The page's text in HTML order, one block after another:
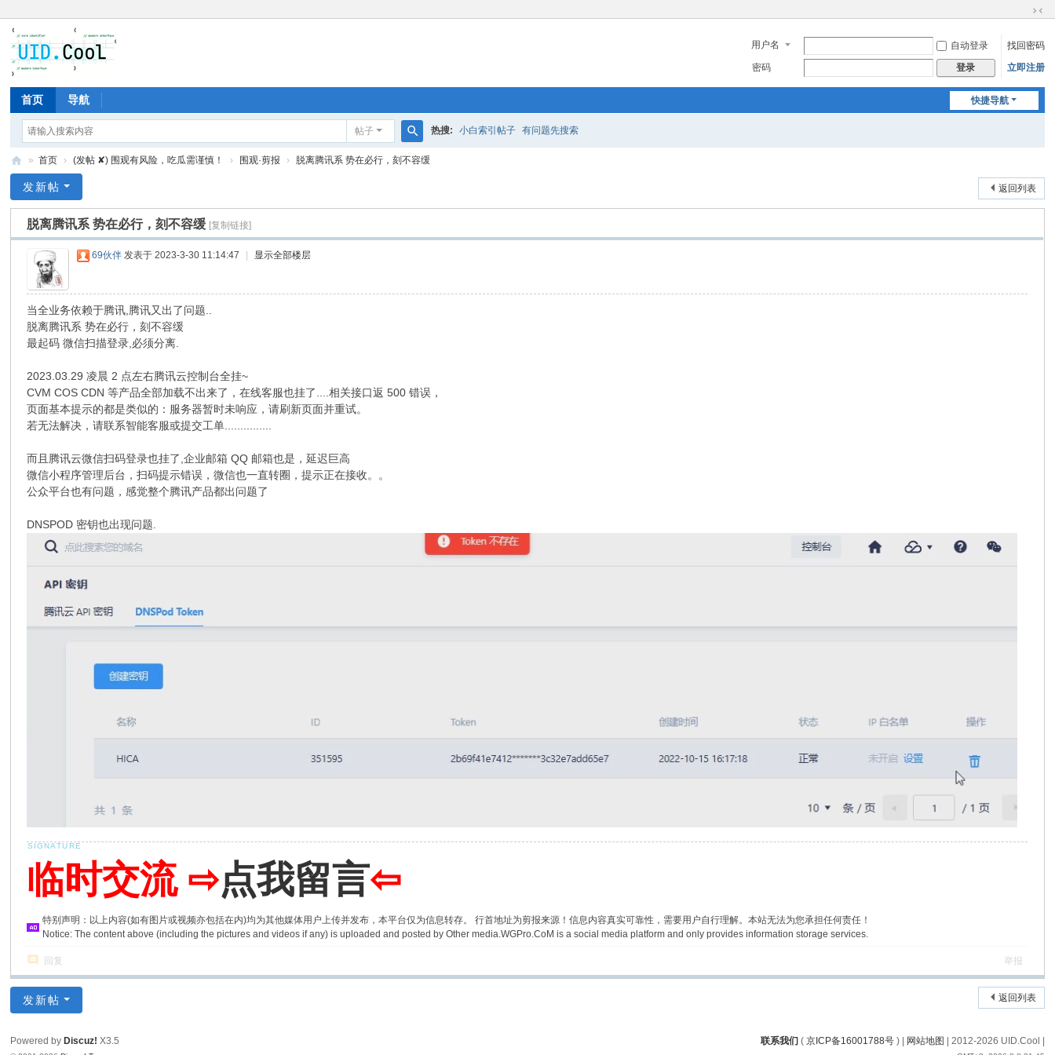
换
到
窄
用户名 自动登录
找回密码
密码
登录 立即注册
快捷导航
首页 导航
帖子
搜
热搜: 小白索引帖子 有问题先搜索
爱
» 首页 › (发帖 ✘) 围观有风险，吃瓜需谨慎！ › 围观·剪报 › 脱离腾讯系 势在必行，刻不容缓
返回列表
发新帖
脱离腾讯系 势在必行，刻不容缓 [复制链接]
69伙伴 发表于 2023-3-30 11:14:47 显示全部楼层
当全业务依赖于腾讯,腾讯又出了问题..
脱离腾讯系 势在必行，刻不容缓
最起码 微信扫描登录,必须分离.
2023.03.29 凌晨 2 点左右腾讯云控制台全挂~
CVM COS CDN 等产品全部加载不出来了，在线客服也挂了....相关接口返 500 错误，
页面基本提示的都是类似的：服务器暂时未响应，请刷新页面并重试。
若无法解决，请联系智能客服或提交工单...............
而且腾讯云微信扫码登录也挂了,企业邮箱 QQ 邮箱也是，延迟巨高
微信小程序管理后台，扫码提示错误，微信也一直转圈，提示正在接收。。
公众平台也有问题，感觉整个腾讯产品都出问题了
DNSPOD 密钥也出现问题.
临时交流 ⇨点我留言⇦
特别声明：以上内容(如有图片或视频亦包括在内)均为其他媒体用户上传并发布，本平台仅为信息转存。 行首地址为剪报来源！信息内容真实可靠性，需要用户自行理解。本站无法为您承担任何责任！
Notice: The content above (including the pictures and videos if any) is uploaded and posted by Other media.WGPro.CoM is a social media platform and only provides information storage services.
回复 举报
返回列表
发新帖
联系我们 ( 京ICP备16001788号) | 网站地图 | 2012-2026 UID.Cool |
Powered by Discuz! X3.5